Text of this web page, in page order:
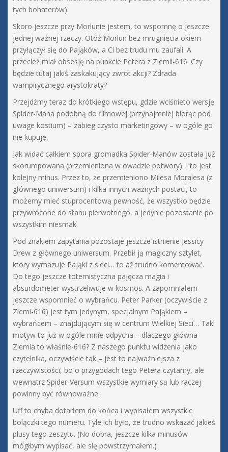
tych bohaterów).
Skoro jeszcze przy Morlunie jestem, to wspomnę o jeszcze
jednej ważnej rzeczy. Otóż Morlun bez mrugnięcia okiem
przyłączył się do Pająków, a Ci bez trudu mu zaufali. A
przecież miał obsesję na punkcie Petera z Ziemii-616. Czy
będzie tutaj jakiś zaskakujący zwrot akcji? Zdrada
wampirycznego arystokraty?
Przejdźmy teraz do krótkiego wstępu, gdzie wciśnieto wersję
Spider-Mana podobną do filmowej (przynajmniej biorąc pod
uwage kostium) – zabieg czysto marketingowy – w ogóle go
nie kupuję.
Jak widać całkiem spora gromadka Spider-Manów została już
skorumpowana (przemieniona w owadzie potwory). I to jest
kolejny minus. Przez to, że przemieniono Milesa Moralesa (z
głównego uniwersum) i kilka innych ważnych postaci, to
możemy mieć stuprocentową pewność, że wszystko będzie
przywrócone do stanu pierwotnego, a jedynie pozostanie po
wszystkim niesmak.
Pod znakiem zapytania pozostaje jeszcze istnienie Jessicy
Drew z głównego uniwersum. Przebił ją magiczny sztylet,
który wymazuje Pająki z sieci… to aż trudno komentować.
Do tego jeszcze totemistyczna pajęcza magia i
absurdometer wystrzeliwuje w kosmos. A zapomniałem
jeszcze wspomnieć o wybrańcu. Peter Parker (oczywiście z
Ziemi-616) jest tym jedynym, specjalnym Pająkiem –
wybrańcem – znajdującym się w centrum Wielkiej Sieci… Taki
motyw to już w ogóle mnie odpycha – dlaczego główna
Ziemia to właśnie-616? Z naszego punktu widzenia jako
czytelnika, oczywiście tak – jest to najważniejsza z
rzeczywistości, bo o przygodach tego Petera czytamy, ale
wewnątrz Spider-Versum wszystkie wymiary są lub raczej
powinny być równoważne.
Uff to chyba dotarłem do końca i wypisałem wszystkie
bolączki tego numeru. Tyle ich było, że trudno wskazać jakieś
plusy tego zeszytu. (No dobra, jeszcze kilka minusów
mógłbym wypisać, ale się powstrzymałem.)